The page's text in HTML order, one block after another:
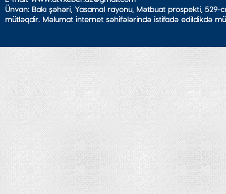
Ünvan: Bakı şəhəri, Yasamal rayonu, Mətbuat prospekti,
mütləqdir. Məlumat internet səhifələrində istifadə edildikdə